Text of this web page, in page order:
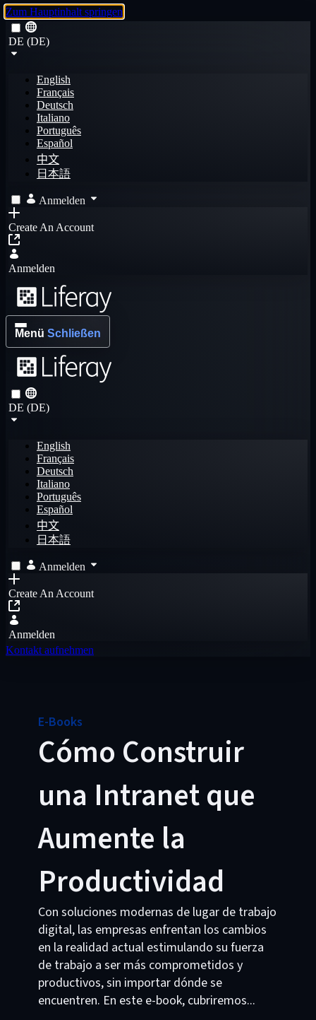
Zum Hauptinhalt springen
DE (DE)
English
Français
Deutsch
Italiano
Português
Español
中文
日本語
Anmelden
Create An Account
Anmelden
Menü Schließen
DE (DE)
English
Français
Deutsch
Italiano
Português
Español
中文
日本語
Anmelden
Create An Account
Anmelden
Kontakt aufnehmen
E-Books
Cómo Construir
una Intranet que
Aumente la
Productividad
Con soluciones modernas de lugar de trabajo
digital, las empresas enfrentan los cambios
en la realidad actual estimulando su fuerza
de trabajo a ser más comprometidos y
productivos, sin importar dónde se
encuentren. En este e-book, cubriremos...